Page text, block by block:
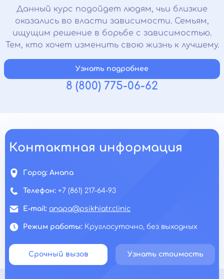
Данный курс подойдет людям, чьи близкие
оказались во власти зависимости. Семьям,
ищущим решение в борьбе с зависимостью.
Тем, кто хочет изменить свою жизнь к лучшему.
Узнать подробнее
8 (800) 775-06-62
Контактная информация
Город: Анапа
Телефон: +7 (861) 217-64-93
E-mail: anapa@psikhiatr.clinic
Режим работы: Круглосуточно, без выходных
Срочный вызов Узнать стоимость